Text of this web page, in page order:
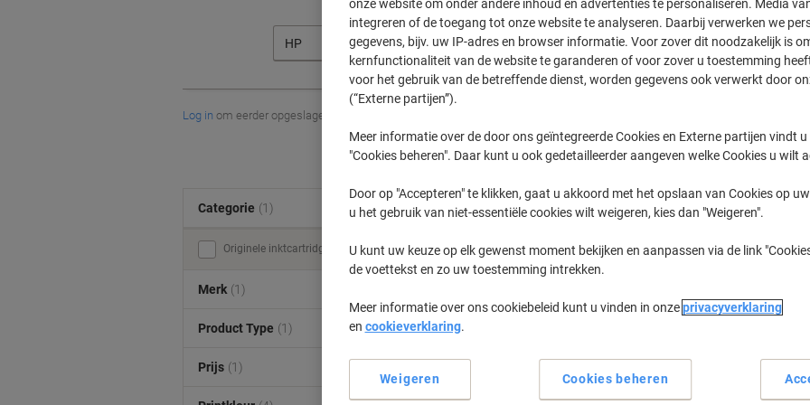
HP Envy HP Envy
Log in om eerder opgeslagen printers en/of eerder gekochte cartridges te tonen
HP Envy 6122 e Printer Inkt
Sorteer op:
Categorie (1)
Originele inktcartridges (4)
Merk (1)
Product Type (1)
Prijs (1)
onze website om onder andere inhoud en advertenties te personaliseren. Media
integreren of de toegang tot onze website te analyseren. Daarbij verwerken we
gegevens, bijv. uw IP-adres en browser informatie. Voor zover dit noodzakelijk is
kernfunctionaliteit van de website te garanderen of voor zover u toestemming
voor het gebruik van de betreffende dienst, worden gegevens ook verwerkt door
(“Externe partijen”).
Meer informatie over de door ons geïntegreerde Cookies en Externe partijen vindt u
"Cookies beheren". Daar kunt u ook gedetailleerder aangeven welke Cookies u wilt
Door op "Accepteren" te klikken, gaat u akkoord met het opslaan van Cookies op
u het gebruik van niet-essentiële cookies wilt weigeren, kies dan "Weigeren".
U kunt uw keuze op elk gewenst moment bekijken en aanpassen via de link
de voettekst en zo uw toestemming intrekken.
Meer informatie over ons cookiebeleid kunt u vinden in onzeprivacyverklaring
en cookieverklaring.
Cookies beheren
Weigeren